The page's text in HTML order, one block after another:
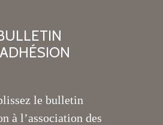
le bulletin
à l’association des